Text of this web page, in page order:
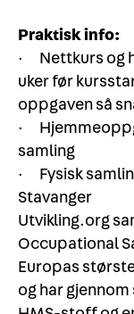
Praktisk info:
· Nettkurs og
uker før
oppgaven så
·
samling
· Fysisk
Stavanger
Utvikling.org
Occupational
Europas
og har